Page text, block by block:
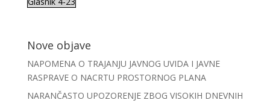
Nove objave
NAPOMENA O TRAJANJU JAVNOG UVIDA I JAVNE
RASPRAVE O NACRTU PROSTORNOG PLANA
NARANČASTO UPOZORENJE ZBOG VISOKIH DNEVNIH